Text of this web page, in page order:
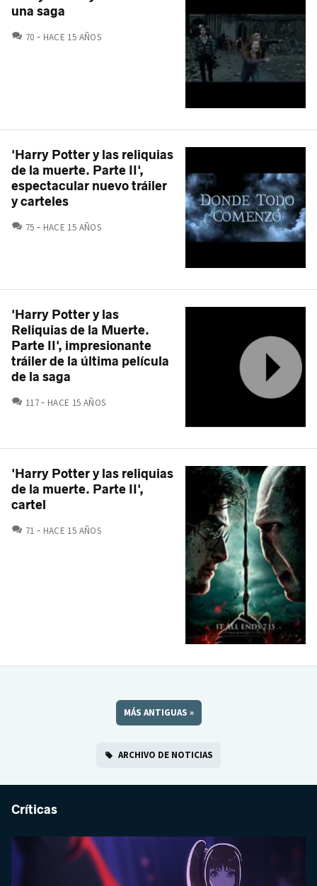
una saga
70 COMENTARIOS
HACE 15 AÑOS
'Harry Potter y las reliquias
de la muerte. Parte II',
espectacular nuevo tráiler
y carteles
75 COMENTARIOS
HACE 15 AÑOS
'Harry Potter y las
Reliquias de la Muerte.
Parte II', impresionante
tráiler de la última película
de la saga
117COMENTARIOS
HACE 15 AÑOS
'Harry Potter y las reliquias
de la muerte. Parte II',
cartel
71 COMENTARIOS
HACE 15 AÑOS
MÁS ANTIGUAS »
ARCHIVO DE NOTICIAS
Críticas